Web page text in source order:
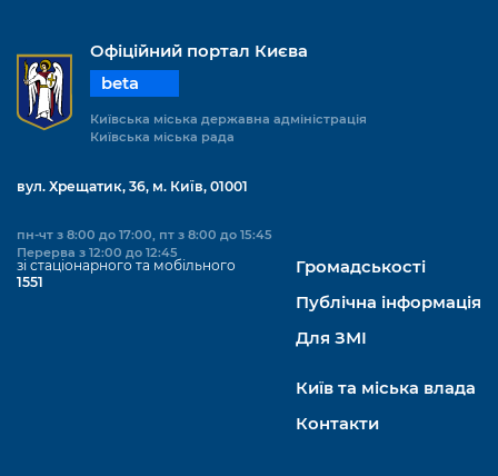
Офіційний портал Києва
beta
Київська міська державна адміністрація
Київська міська рада
вул. Хрещатик, 36, м. Київ, 01001
пн-чт з 8:00 до 17:00, пт з 8:00 до 15:45
Перерва з 12:00 до 12:45
зі стаціонарного та мобільного
1551
Громадськості
Публічна інформація
Для ЗМІ
Київ та міська влада
Контакти